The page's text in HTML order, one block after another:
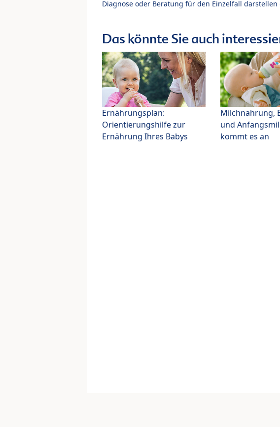
Diagnose oder Beratung für den Einzelfall
Das könnte Sie auch
Ernährungsplan:
Orientierungshilfe zur
Ernährung Ihres Babys
Milchnahrung,
und
kommt es an